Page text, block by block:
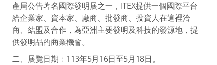
產局公告著名國際發明展之一，ITEX提供一個國際平台
給企業家、資本家、廠商、批發商、投資人在這裡洽
商、結盟及合作，為亞洲主要發明及科技的發源地，提
供發明品的商業機會。
二、展覽日期︰113年5月16日至5月18日。